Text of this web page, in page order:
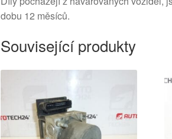
dobu 12 měsíců.
Související produkty